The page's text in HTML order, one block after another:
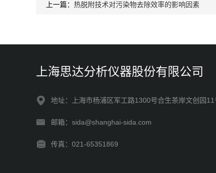
上一篇： 热脱附技术对污染物去除效率的影响因素
上海思达分析仪器股份有限公司
地址：上海市杨浦区军工路1300号合生茶岸文创园11
邮箱：sida@shanghai-sida.com
传真：021-65351869